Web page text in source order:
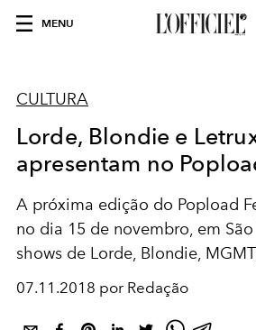
MENU
CULTURA
Lorde, Blondie e
apresentam no
A próxima edição do Popload
no dia 15 de novembro, em
shows de Lorde, Blondie,
07.11.2018 por Redação